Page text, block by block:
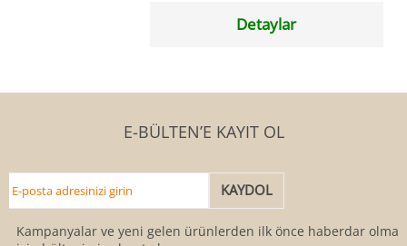
Detaylar
E-BÜLTEN’E KAYIT OL
Kampanyalar ve yeni gelen ürünlerden ilk önce haberdar olmak